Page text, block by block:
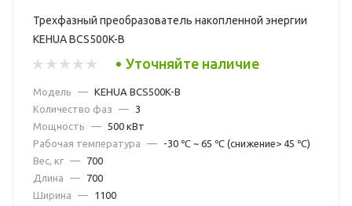
Трехфазный преобразователь накопленной энергии
KEHUA BCS500K-B
Уточняйте наличие
Модель — KEHUA BCS500K-B
Количество фаз
—
3
Мощность
— 500 кВт
Рабочая температура
—
-30 ℃ ~ 65 ℃ (снижение> 45 ℃)
Вес, кг —
700
Длина
—
700
Ширина
—
1100